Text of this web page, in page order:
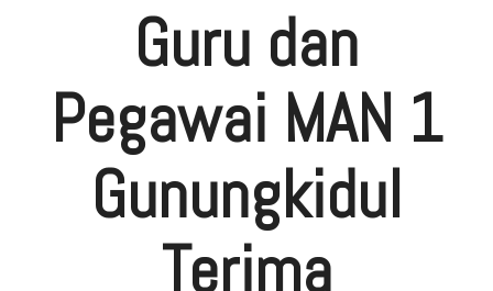
Guru dan
Pegawai MAN 1
Gunungkidul
Terima